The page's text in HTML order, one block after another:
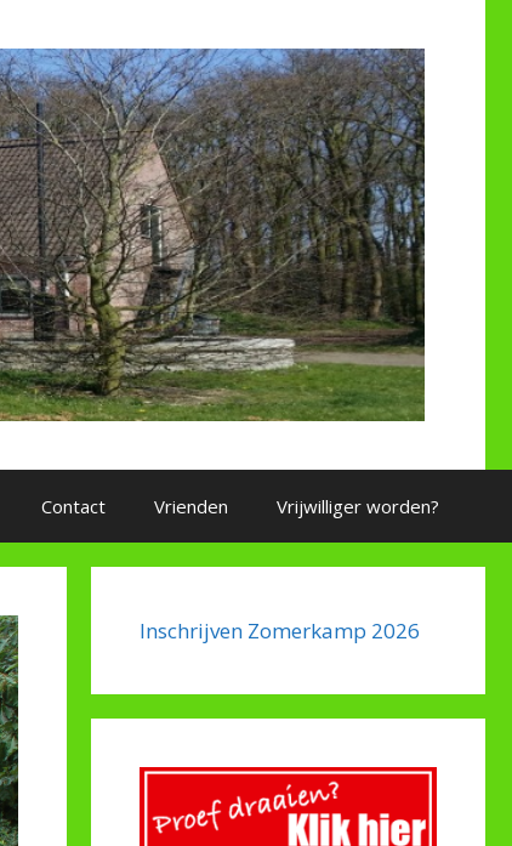
Contact Vrienden Vrijwilliger worden?
Inschrijven Zomerkamp 2026